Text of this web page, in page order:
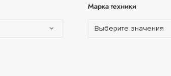
Марка техники
Выберите значения